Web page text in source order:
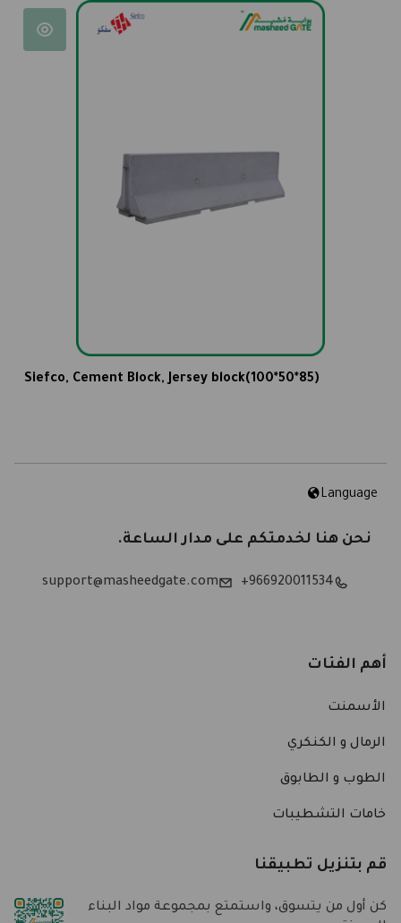
Siefco, Cement Block, Jersey block(100*50*85)
Language
نحن هنا لخدمتكم على مدار الساعة.
966920011534+
support@masheedgate.com
أهم الفئات
الأسمنت
الرمال و الكنكري
الطوب و الطابوق
خامات التشطيبات
قم بتنزيل تطبيقنا
كن أول من يتسوق، واستمتع بمجموعة مواد البناء